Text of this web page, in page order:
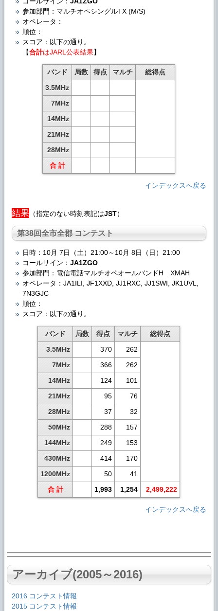
参加部門：マルチオペシングルTX (M/S)
オペレータ：
順位：
スコア：以下の通り。
【合計はJARL公表結果】
バンド 局数 得点 マルチ
総得点
3.5MHz
7MHz
14MHz
21MHz
28MHz
合 計
インデックスへ戻る
結果 （指定のない時刻表記はJST）
第38回全市全郡 コンテスト
日時：10月 7日（土）21:00～10月 8日（日）21:00
コールサイン： JA1ZGO
参加部門：電信電話マルチオペオールバンドH XMAH
オペレータ：JA1ILI, JF1XXD, JJ1RXC, JJ1SWI, JK1UVL,
7N3GJC
順位：
スコア：以下の通り。
バンド 局数 得点 マルチ
総得点
3.5MHz
370
262
7MHz
366
262
14MHz
124
101
21MHz
95
76
28MHz
37
32
50MHz
288
157
144MHz
249
153
430MHz
414
170
1200MHz
50
41
合 計
1,993 1,254 2,499,222
インデックスへ戻る
アーカイブ(2005～2016)
2016 コンテスト情報
2015 コンテスト情報